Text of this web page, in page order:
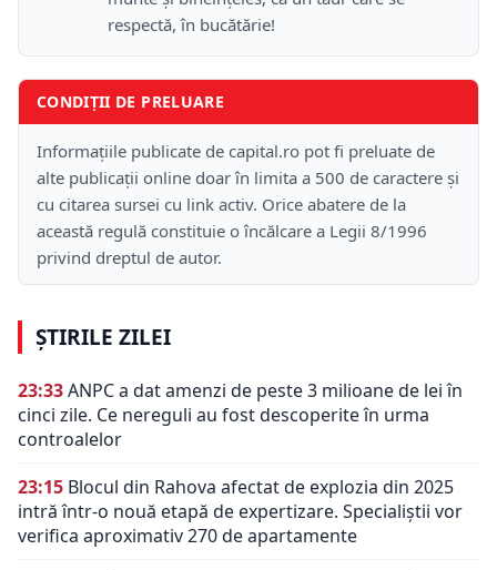
respectă, în bucătărie!
CONDIȚII DE PRELUARE
Informațiile publicate de capital.ro pot fi preluate de
alte publicații online doar în limita a 500 de caractere și
cu citarea sursei cu link activ. Orice abatere de la
această regulă constituie o încălcare a Legii 8/1996
privind dreptul de autor.
ȘTIRILE ZILEI
23:33ANPC a dat amenzi de peste 3 milioane de lei în
cinci zile. Ce nereguli au fost descoperite în urma
controalelor
23:15 Blocul din Rahova afectat de explozia din 2025
intră într-o nouă etapă de expertizare. Specialiștii vor
verifica aproximativ 270 de apartamente